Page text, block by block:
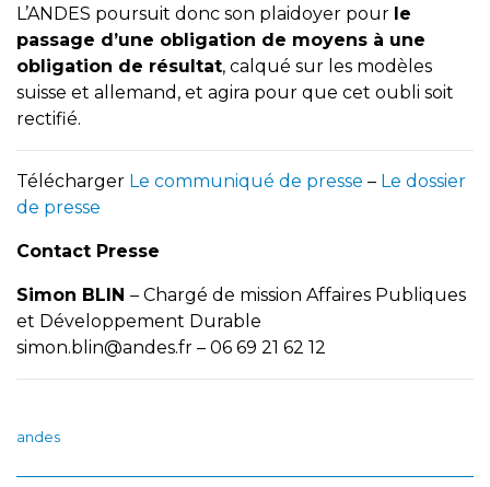
L’ANDES poursuit donc son plaidoyer pour le
passage d’une obligation de moyens à une
obligation de résultat, calqué sur les modèles
suisse et allemand, et agira pour que cet oubli soit
rectifié.
Télécharger Le communiqué de presse – Le dossier
de presse
Contact Presse
Simon BLIN – Chargé de mission Affaires Publiques
et Développement Durable
simon.blin@andes.fr – 06 69 21 62 12
andes